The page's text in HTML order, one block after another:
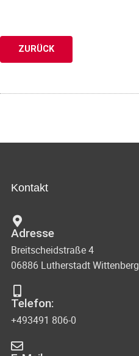
ZURÜCK
Kontakt
Adresse
Breitscheidstraße 4
06886 Lutherstadt Wittenberg
Telefon:
+493491 806-0